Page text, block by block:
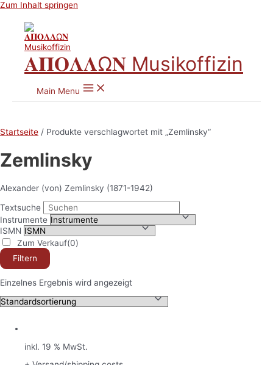
Zum Inhalt springen
𝚨𝚷𝚶𝚲𝚲Ω𝚴 Musikoffizin
Main Menu
Startseite / Produkte verschlagwortet mit „Zemlinsky“
Zemlinsky
Alexander (von) Zemlinsky (1871-1942)
Textsuche
Instrumente
ISMN
Zum Verkauf(0)
Filtern
Einzelnes Ergebnis wird angezeigt
inkl. 19 % MwSt.